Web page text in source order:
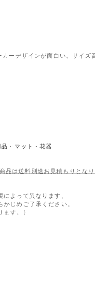
ーデザインが面白い。サイズ
・マット・花器
品は送料別途お見積もりとなり
によって異なります。
じめご了承ください。
ます。）